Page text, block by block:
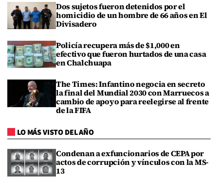
Dos sujetos fueron detenidos por el
homicidio de un hombre de 66 años en El
Divisadero
Policía recupera más de $1,000 en
efectivo que fueron hurtados de una casa
en Chalchuapa
The Times: Infantino negocia en secreto
la final del Mundial 2030 con Marruecos a
cambio de apoyo para reelegirse al frente
de la FIFA
LO MÁS VISTO DEL AÑO
Condenan a exfuncionarios de CEPA por
actos de corrupción y vínculos con la MS-
13